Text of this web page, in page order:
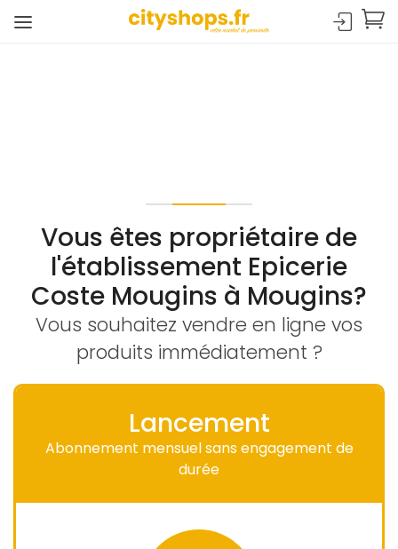
Vous êtes propriétaire de
l'établissement Epicerie
Coste Mougins à Mougins?
Vous souhaitez vendre en ligne vos
produits immédiatement ?
Lancement
Abonnement mensuel sans engagement de
durée